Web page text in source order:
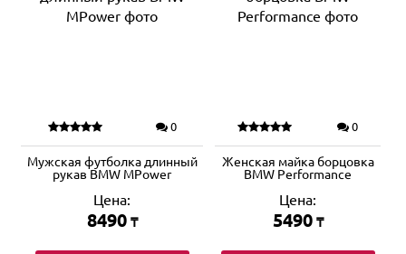
0
Мужская футболка длинный
рукав BMW MPower
Цена:
8490 ₸
0
Женская майка борцовка
BMW Performance
Цена:
5490 ₸